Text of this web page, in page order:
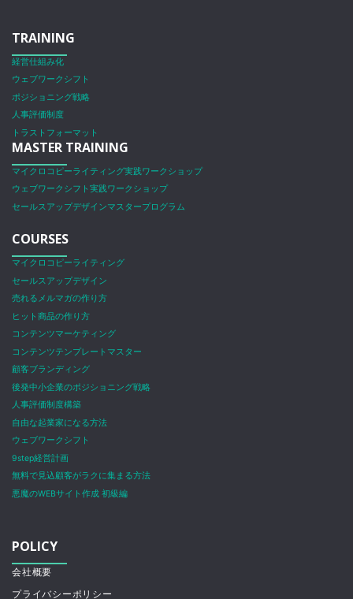
TRAINING
経営仕組み化
ウェブワークシフト
ポジショニング戦略
人事評価制度
トラストフォーマット
MASTER TRAINING
マイクロコピーライティング実践ワークショップ
ウェブワークシフト実践ワークショップ
セールスアップデザインマスタープログラム
COURSES
マイクロコピーライティング
セールスアップデザイン
売れるメルマガの作り方
ヒット商品の作り方
コンテンツマーケティング
コンテンツテンプレートマスター
顧客ブランディング
後発中小企業のポジショニング戦略
人事評価制度構築
自由な起業家になる方法
ウェブワークシフト
9step経営計画
無料で見込顧客がラクに集まる方法
悪魔のWEBサイト作成 初級編
POLICY
会社概要
プライバシーポリシー